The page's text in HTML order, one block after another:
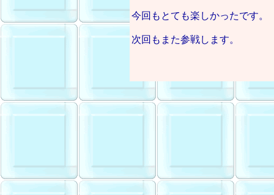
今回もとても楽しかったです。
次回もまた参戦します。